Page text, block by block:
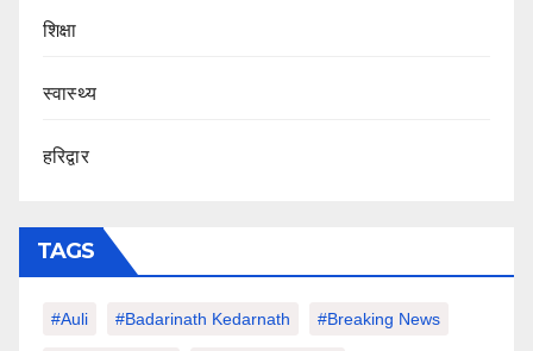
शिक्षा
स्वास्थ्य
हरिद्वार
TAGS
#auli #Badarinath Kedarnath #Breaking News